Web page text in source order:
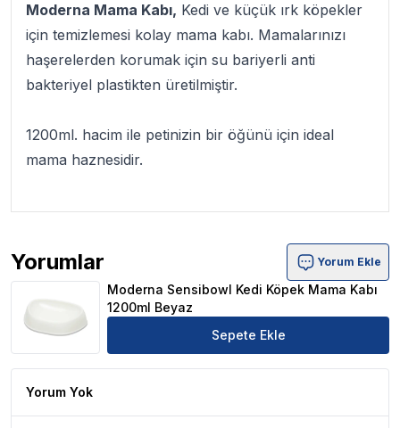
Moderna Mama Kabı, Kedi ve küçük ırk köpekler
için temizlemesi kolay mama kabı. Mamalarınızı
haşerelerden korumak için su bariyerli anti
bakteriyel plastikten üretilmiştir.
1200ml. hacim ile petinizin bir öğünü için ideal
mama haznesidir.
Yorumlar
Moderna Sensibowl Kedi Köpek Mama Kabı 1200ml
Yorum Ekle
Moderna Sensibowl Kedi Köpek Mama Kabı
1200ml Beyaz
Sepete Ekle
Yorum Yok